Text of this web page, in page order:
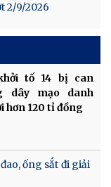
2/9/2026
tố 14 bị can
dây mạo danh
hơn 120 tỉ đồng
ống sắt đi giải